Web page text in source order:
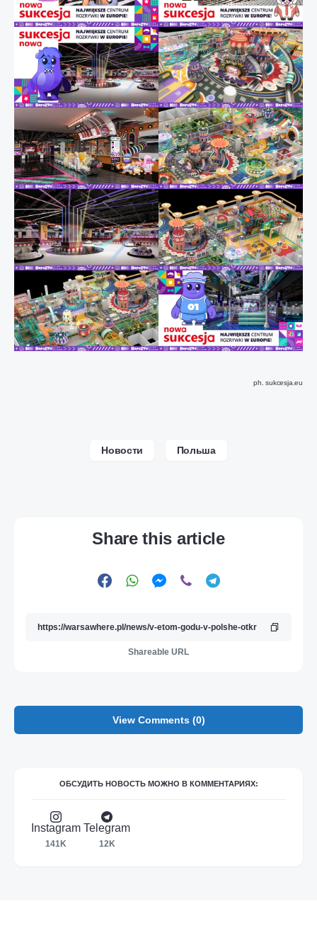
ph. sukcesja.eu
Новости Польша
Share this article
Shareable URL
View Comments (0)
ОБСУДИТЬ НОВОСТЬ МОЖНО В КОММЕНТАРИЯХ:
Instagram
141K
Telegram
12K